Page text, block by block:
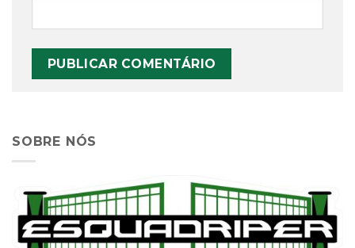
SOBRE NÓS